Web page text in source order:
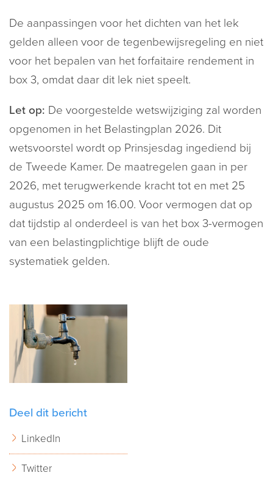
De aanpassingen voor het dichten van het lek
gelden alleen voor de tegenbewijsregeling en niet
voor het bepalen van het forfaitaire rendement in
box 3, omdat daar dit lek niet speelt.
Let op: De voorgestelde wetswijziging zal worden
opgenomen in het Belastingplan 2026. Dit
wetsvoorstel wordt op Prinsjesdag ingediend bij
de Tweede Kamer. De maatregelen gaan in per
2026, met terugwerkende kracht tot en met 25
augustus 2025 om 16.00. Voor vermogen dat op
dat tijdstip al onderdeel is van het box 3-vermogen
van een belastingplichtige blijft de oude
systematiek gelden.
Deel dit bericht
LinkedIn
Twitter